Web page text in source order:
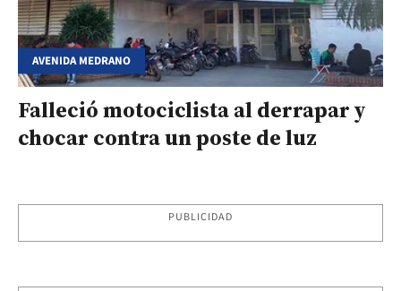
AVENIDA MEDRANO
Falleció motociclista al derrapar y
chocar contra un poste de luz
PUBLICIDAD